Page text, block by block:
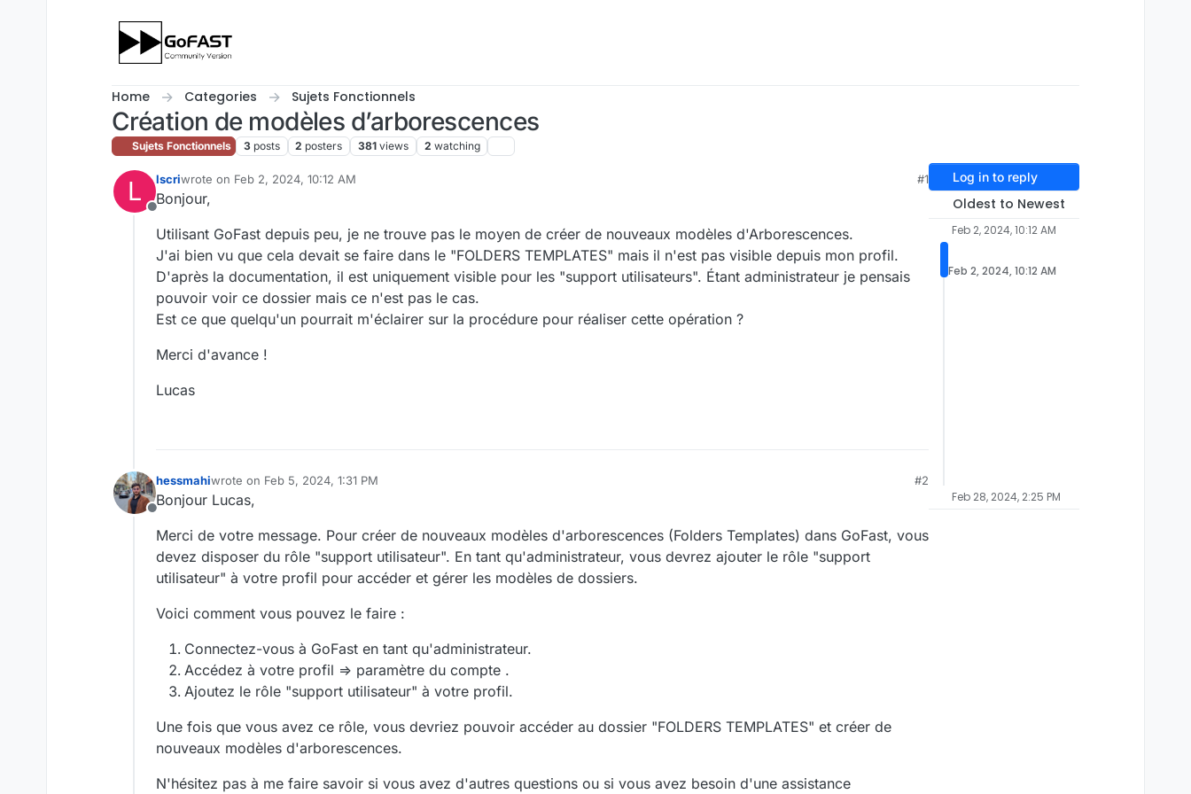
Home Categories Sujets Fonctionnels
Création de modèles d’arborescences
Sujets Fonctionnels 3 posts 2 posters 381 views 2 watching
L
Offline
lscriwrote on Feb 2, 2024, 10:12 AM
last edited by
#1
Bonjour,
Utilisant GoFast depuis peu, je ne trouve pas le moyen de créer de nouveaux modèles d'Arborescences.
J'ai bien vu que cela devait se faire dans le "FOLDERS TEMPLATES" mais il n'est pas visible depuis mon profil.
D'après la documentation, il est uniquement visible pour les "support utilisateurs". Étant administrateur je pensais
pouvoir voir ce dossier mais ce n'est pas le cas.
Est ce que quelqu'un pourrait m'éclairer sur la procédure pour réaliser cette opération ?
Merci d'avance !
Lucas
Offline
hessmahiwrote on Feb 5, 2024, 1:31 PM
last edited by
#2
Bonjour Lucas,
Merci de votre message. Pour créer de nouveaux modèles d'arborescences (Folders Templates) dans GoFast, vous
devez disposer du rôle "support utilisateur". En tant qu'administrateur, vous devrez ajouter le rôle "support
utilisateur" à votre profil pour accéder et gérer les modèles de dossiers.
Voici comment vous pouvez le faire :
Connectez-vous à GoFast en tant qu'administrateur.
Accédez à votre profil ⇒ paramètre du compte .
Ajoutez le rôle "support utilisateur" à votre profil.
Une fois que vous avez ce rôle, vous devriez pouvoir accéder au dossier "FOLDERS TEMPLATES" et créer de
nouveaux modèles d'arborescences.
N'hésitez pas à me faire savoir si vous avez d'autres questions ou si vous avez besoin d'une assistance
Log in to reply
Oldest to Newest
Feb 2, 2024, 10:12 AM
Feb 2, 2024, 10:12 AM
Feb 28, 2024, 2:25 PM